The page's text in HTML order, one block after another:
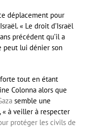
déplacement pour
« Le droit d’Israël
précédent qu’il a
peut lui dénier son
tout en étant
Colonna alors que
semble une
« à veiller à respecter
protéger les civils de